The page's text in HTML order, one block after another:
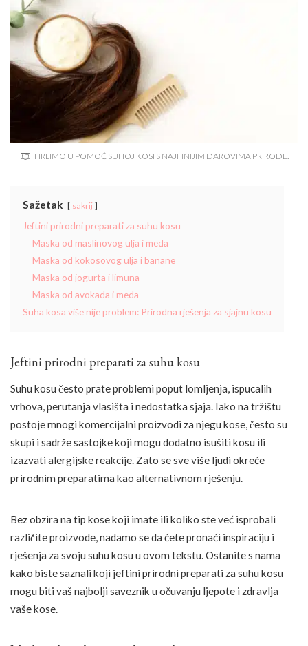
HRLIMO U POMOĆ SUHOJ KOSI S NAJFINIJIM DAROVIMA PRIRODE.
Sažetak sakrij
Jeftini prirodni preparati za suhu kosu
Maska od maslinovog ulja i meda
Maska od kokosovog ulja i banane
Maska od jogurta i limuna
Maska od avokada i meda
Suha kosa više nije problem: Prirodna rješenja za sjajnu kosu
Jeftini prirodni preparati za suhu kosu
Suhu kosu često prate problemi poput lomljenja, ispucalih
vrhova, perutanja vlasišta i nedostatka sjaja. Iako na tržištu
postoje mnogi komercijalni proizvodi za njegu kose, često su
skupi i sadrže sastojke koji mogu dodatno isušiti kosu ili
izazvati alergijske reakcije. Zato se sve više ljudi okreće
prirodnim preparatima kao alternativnom rješenju.
Bez obzira na tip kose koji imate ili koliko ste već isprobali
različite proizvode, nadamo se da ćete pronaći inspiraciju i
rješenja za svoju suhu kosu u ovom tekstu. Ostanite s nama
kako biste saznali koji jeftini prirodni preparati za suhu kosu
mogu biti vaš najbolji saveznik u očuvanju ljepote i zdravlja
vaše kose.